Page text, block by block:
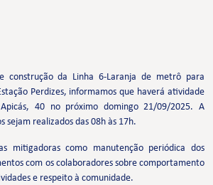
construção da Linha 6-Laranja de metrô para
Perdizes, informamos que haverá atividade
40 no próximo domingo 21/09/2025. A
sejam realizados das 08h às 17h.
mitigadoras como manutenção periódica dos
com os colaboradores sobre comportamento
e respeito à comunidade.